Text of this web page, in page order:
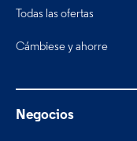
Todas las ofertas
Cámbiese y ahorre
Negocios